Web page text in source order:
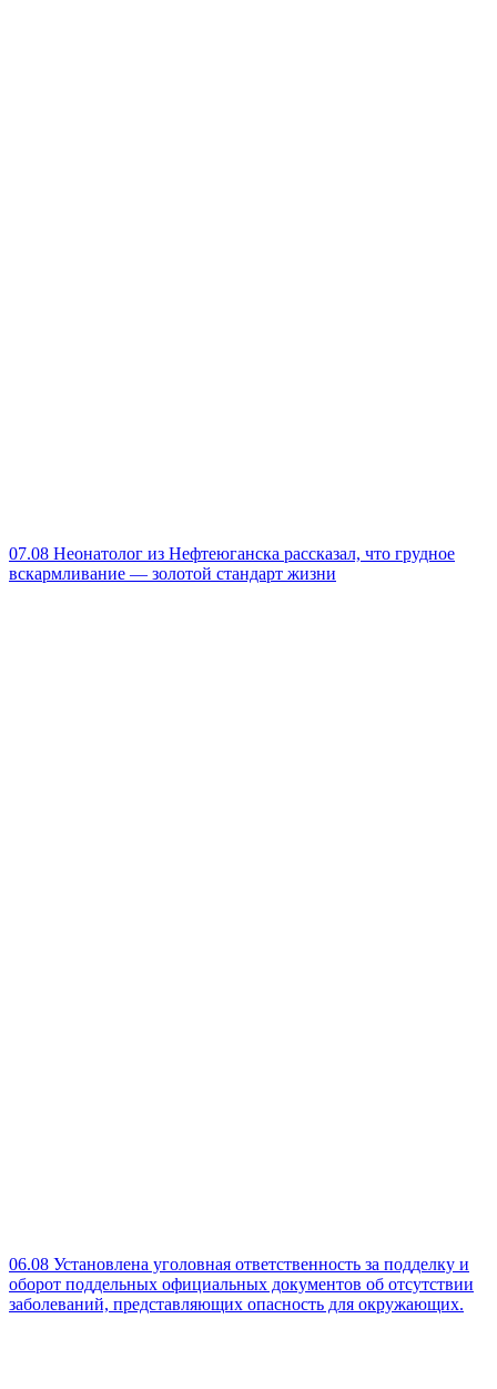
07.08 Неонатолог из Нефтеюганска рассказал, что грудное
вскармливание — золотой стандарт жизни
06.08 Установлена уголовная ответственность за подделку и
оборот поддельных официальных документов об отсутствии
заболеваний, представляющих опасность для окружающих.